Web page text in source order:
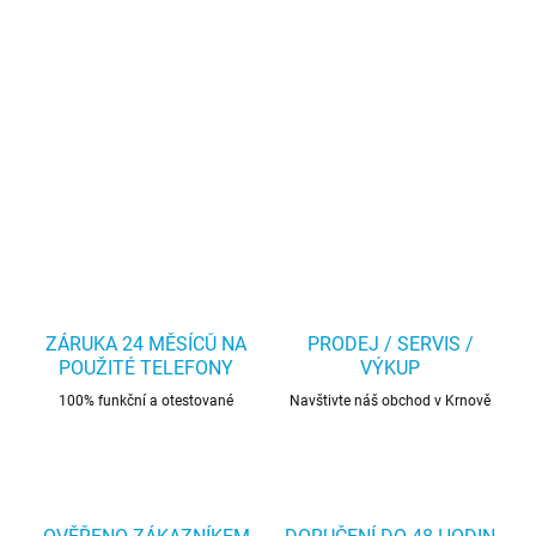
ZÁRUKA 24 MĚSÍCŮ NA
POUŽITÉ TELEFONY
100% funkční a otestované
PRODEJ / SERVIS /
VÝKUP
Navštivte náš obchod v Krnově